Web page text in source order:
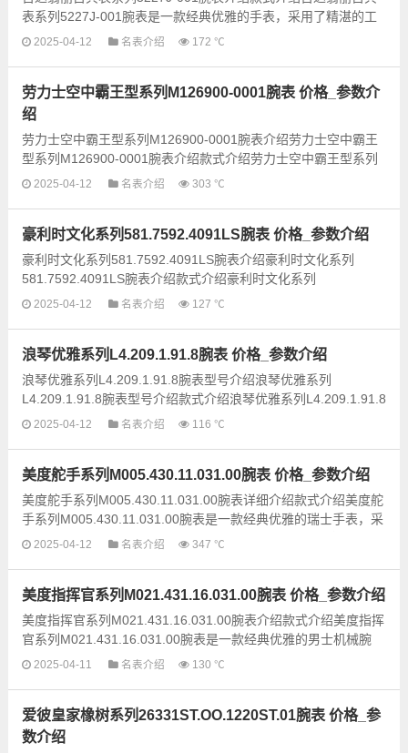
表系列5227J-001腕表是一款经典优雅的手表，采用了精湛的工
艺和传统的设计风格。这款腕表具有典雅的圆形表壳，搭配着...
2025-04-12 名表介绍 172 ℃
劳力士空中霸王型系列M126900-0001腕表 价格_参数介
绍
劳力士空中霸王型系列M126900-0001腕表介绍劳力士空中霸王
型系列M126900-0001腕表介绍款式介绍劳力士空中霸王型系列
M126900-0001腕表是一款经典而奢华的手表，将劳力士的创
2025-04-12 名表介绍 303 ℃
豪利时文化系列581.7592.4091LS腕表 价格_参数介绍
豪利时文化系列581.7592.4091LS腕表介绍豪利时文化系列
581.7592.4091LS腕表介绍款式介绍豪利时文化系列
581.7592.4091LS腕表是豪利时品牌的经典之作，设计简洁优
2025-04-12 名表介绍 127 ℃
浪琴优雅系列L4.209.1.91.8腕表 价格_参数介绍
浪琴优雅系列L4.209.1.91.8腕表型号介绍浪琴优雅系列
L4.209.1.91.8腕表型号介绍款式介绍浪琴优雅系列L4.209.1.91.8
腕表是一款经典优雅的男士手表，设计简约大方，融合了现代
2025-04-12 名表介绍 116 ℃
美度舵手系列M005.430.11.031.00腕表 价格_参数介绍
美度舵手系列M005.430.11.031.00腕表详细介绍款式介绍美度舵
手系列M005.430.11.031.00腕表是一款经典优雅的瑞士手表，采
用精湛工艺打造，展现出浓厚的品牌传统与现代设计理念的...
2025-04-12 名表介绍 347 ℃
美度指挥官系列M021.431.16.031.00腕表 价格_参数介绍
美度指挥官系列M021.431.16.031.00腕表介绍款式介绍美度指挥
官系列M021.431.16.031.00腕表是一款经典优雅的男士机械腕
表，采用优质不锈钢打造，搭配出色的工艺和设计。这款腕表...
2025-04-11 名表介绍 130 ℃
爱彼皇家橡树系列26331ST.OO.1220ST.01腕表 价格_参
数介绍